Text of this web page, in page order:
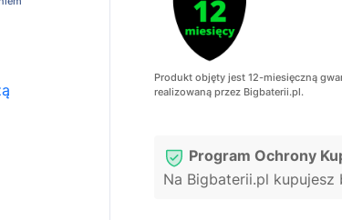
Produkt objęty jest 12-miesięczną
realizowaną przez Bigbaterii.pl.
Program Ochrony
Na Bigbaterii.pl kupujesz